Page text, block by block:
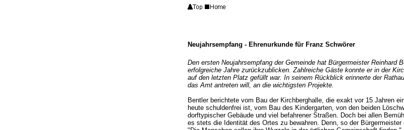
Neujahrsempfang - Ehrenurkunde für Franz Schwörer
Den ersten Neujahrsempfang der Gemeinde hat Bürgermeister Reinhard
erfolgreiche Jahre zurückzublicken. Zahlreiche Gäste konnte er in der
auf den letzten Platz gefüllt war. In seinem Rückblick erinnerte der
das Amt antreten will, an die wichtigsten Projekte.
Bentler berichtete vom Bau der Kirchberghalle, die exakt vor 15 Jahren
heute schuldenfrei ist, vom Bau des Kindergarten, von den beiden
dorftypischer Gebäude und viel befahrener Straßen. Doch bei allen
es stets die Identität des Ortes zu bewahren. Denn, so der Bürgermeister